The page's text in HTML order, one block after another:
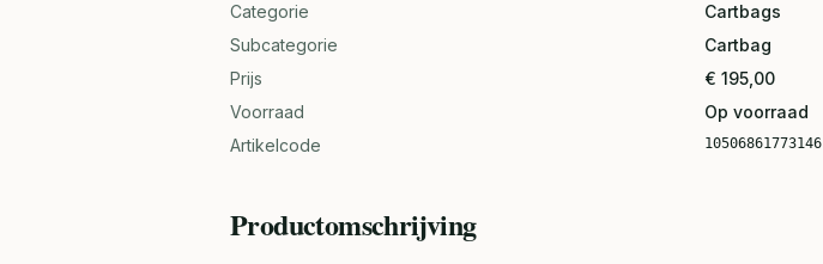
Categorie
Cartbags
Subcategorie
Cartbag
Prijs
€ 195,00
Voorraad
Op voorraad
Artikelcode
10506861773146
Productomschrijving